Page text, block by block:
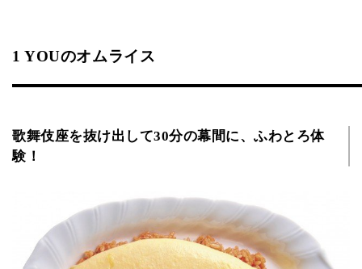
1 YOUのオムライス
歌舞伎座を抜け出して30分の幕間に、ふわとろ体
験！